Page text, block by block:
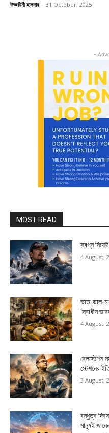
উজ্জয়িনী হালদার - 31 October, 2025
-
MOST READ
স্বপ্ন নিয়েই
4 August,
ভাত-ডাল-
‘স্বাধীন
4 August,
রেলস্টেশন
স্টেশনের
3 August,
বন্ধুত্ব
মানুষই